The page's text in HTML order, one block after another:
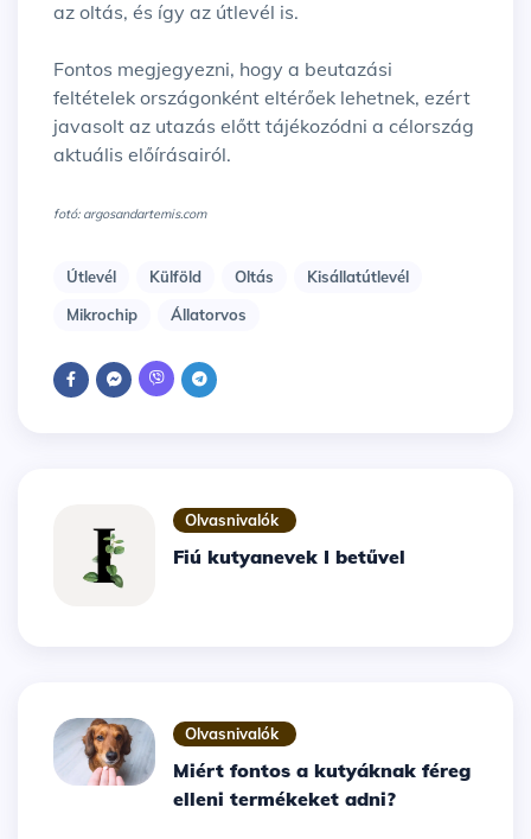
az oltás, és így az útlevél is.
Fontos megjegyezni, hogy a beutazási
feltételek országonként eltérőek lehetnek, ezért
javasolt az utazás előtt tájékozódni a célország
aktuális előírásairól.
fotó: argosandartemis.com
Útlevél Külföld Oltás
Kisállatútlevél
Mikrochip
Állatorvos
Olvasnivalók
Fiú kutyanevek I betűvel
Olvasnivalók
Miért fontos a kutyáknak féreg
elleni termékeket adni?